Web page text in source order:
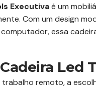
Executivaé um
Com um design
essa
Led
remoto, a